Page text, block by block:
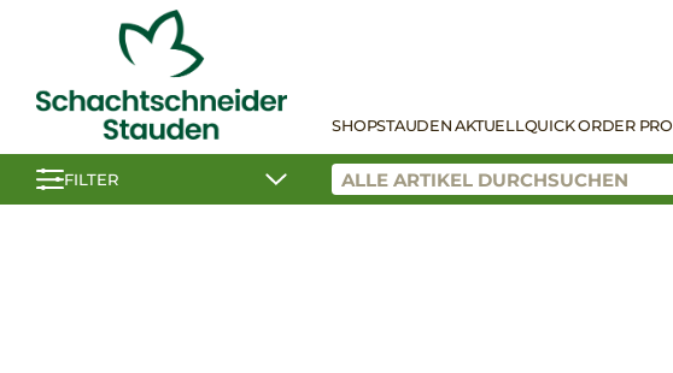
SHOPSTAUDEN AKTUELLQUICK ORDER PRO
FILTER